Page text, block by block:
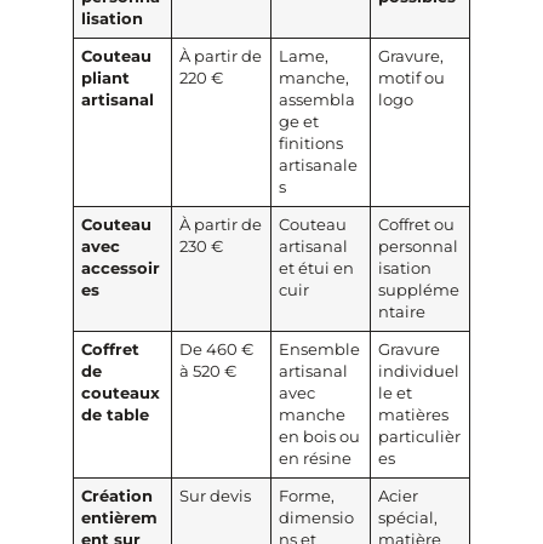
lisation
Couteau
pliant
artisanal
À partir de
220 €
Lame,
manche,
assembla
ge et
finitions
artisanale
s
Gravure,
motif ou
logo
Couteau
avec
accessoir
es
À partir de
230 €
Couteau
artisanal
et étui en
cuir
Coffret ou
personnal
isation
suppléme
ntaire
Coffret
de
couteaux
de table
De 460 €
à 520 €
Ensemble
artisanal
avec
manche
en bois ou
en résine
Gravure
individuel
le et
matières
particulièr
es
Création
entièrem
ent sur
Sur devis
Forme,
dimensio
ns et
Acier
spécial,
matière